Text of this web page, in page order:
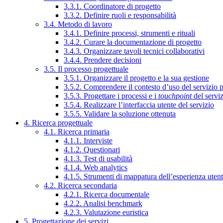
3.3.1. Coordinatore di progetto
3.3.2. Definire ruoli e responsabilità
3.4. Metodo di lavoro
3.4.1. Definire processi, strumenti e rituali
3.4.2. Curare la documentazione di progetto
3.4.3. Organizzare tavoli tecnici collaborativi
3.4.4. Prendere decisioni
3.5. Il processo progettuale
3.5.1. Organizzare il progetto e la sua gestione
3.5.2. Comprendere il contesto d’uso del servizio
3.5.3. Progettare i processi e i touchpointdel
3.5.4. Realizzare l’interfaccia utente del servizio
3.5.5. Validare la soluzione ottenuta
4. Ricerca progettuale
4.1. Ricerca primaria
4.1.1. Interviste
4.1.2. Questionari
4.1.3. Test di usabilità
4.1.4. Web analytics
4.1.5. Strumenti di mappatura dell’esperienza
4.2. Ricerca secondaria
4.2.1. Ricerca documentale
4.2.2. Analisi benchmark
4.2.3. Valutazione euristica
5. Progettazione dei servizi